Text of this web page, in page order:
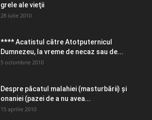
grele ale vieţii
28 iulie 2010
**** Acatistul către Atotputernicul
Dumnezeu, la vreme de necaz sau de...
5 octombrie 2010
Despre păcatul malahiei (masturbării) şi
onaniei (pazei de a nu avea...
15 aprilie 2010